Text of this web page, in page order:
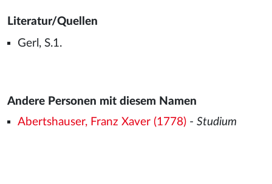
Literatur/Quellen
Gerl, S.1.
Andere Personen mit diesem Namen
Abertshauser, Franz Xaver (1778)- Studium